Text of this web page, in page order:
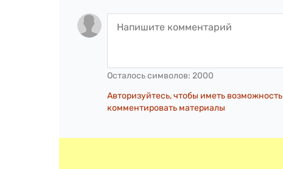
Осталось символов: 2000
Авторизуйтесь, чтобы иметь возможность
комментировать материалы